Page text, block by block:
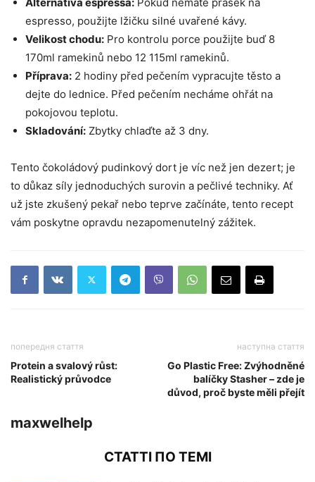
espresso, použijte lžičku silné uvařené kávy.
Velikost chodu: Pro kontrolu porce použijte buď 8
170ml ramekinů nebo 12 115ml ramekinů.
Příprava: 2 hodiny před pečením vypracujte těsto a
dejte do lednice. Před pečením necháme ohřát na
pokojovou teplotu.
Skladování: Zbytky chlaďte až 3 dny.
Tento čokoládový pudinkový dort je víc než jen dezert; je
to důkaz síly jednoduchých surovin a pečlivé techniky. Ať
už jste zkušený pekař nebo teprve začínáte, tento recept
vám poskytne opravdu nezapomenutelný zážitek.
попередня стаття
Protein a svalový růst:
Realistický průvodce
наступна стаття
Go Plastic Free: Zvýhodněné
balíčky Stasher – zde je
důvod, proč byste měli přejít
maxwelhelp
СТАТТІ ПО ТЕМІ